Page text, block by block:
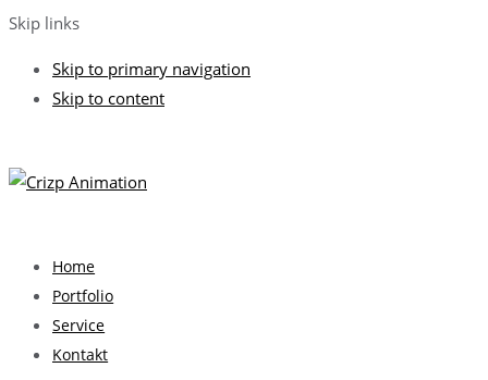
Skip links
Skip to primary navigation
Skip to content
Home
Portfolio
Service
Kontakt